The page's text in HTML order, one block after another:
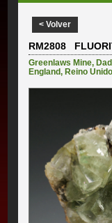
< Volver
RM2808
Greenlaws Mine,
England, Reino Unido